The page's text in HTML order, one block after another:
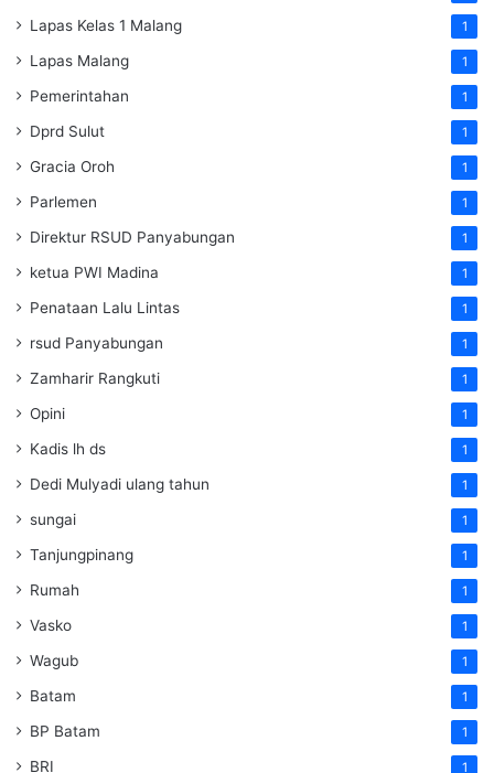
Lapas Kelas 1 Malang 1
Lapas Malang 1
Pemerintahan 1
Dprd Sulut 1
Gracia Oroh 1
Parlemen 1
Direktur RSUD Panyabungan 1
ketua PWI Madina 1
Penataan Lalu Lintas 1
rsud Panyabungan 1
Zamharir Rangkuti 1
Opini 1
Kadis lh ds 1
Dedi Mulyadi ulang tahun 1
sungai 1
Tanjungpinang 1
Rumah 1
Vasko 1
Wagub 1
Batam 1
BP Batam 1
BRI 1